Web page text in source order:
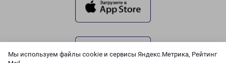
Мы используем файлы cookie и сервисы Яндекс.Метрика, Рейтинг